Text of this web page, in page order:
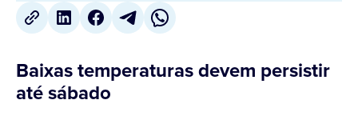
Baixas temperaturas devem persistir
até sábado